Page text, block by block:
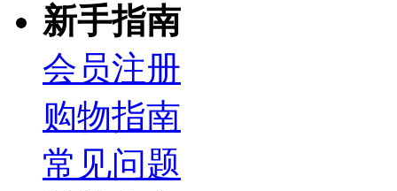
新手指南
会员注册
购物指南
常见问题